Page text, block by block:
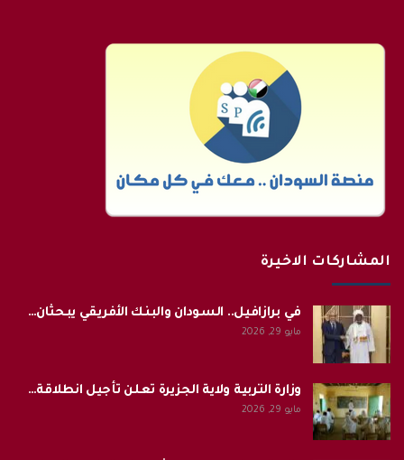
المشاركات الاخيرة
في برازافيل.. السودان والبنك الأفريقي يبحثان…
مايو 29, 2026
وزارة التربية ولاية الجزيرة تعلن تأجيل انطلاقة…
مايو 29, 2026